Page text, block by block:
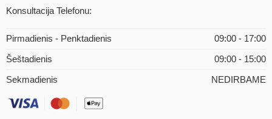
Konsultacija Telefonu:
Pirmadienis - Penktadienis 09:00 - 17:00
Šeštadienis 09:00 - 15:00
Sekmadienis NEDIRBAME